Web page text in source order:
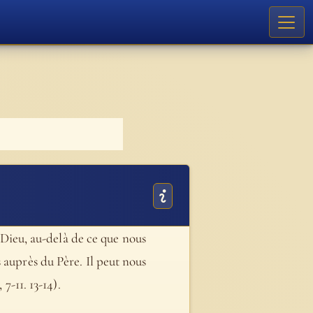
au-delà de ce que nous
du Père. Il peut nous
11. 13-14).